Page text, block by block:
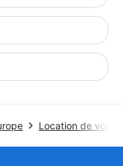
Location de